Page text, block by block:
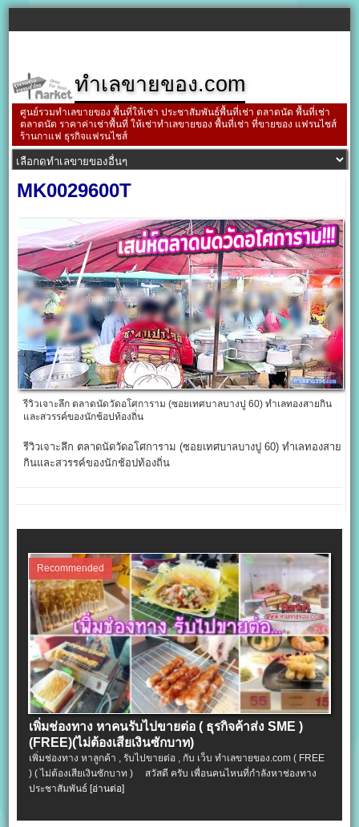
ทำเลขายของ.com
ศูนย์รวมทำเลขายของ พื้นที่ให้เช่า ประชาสัมพันธ์พื้นที่เช่า ตลาดนัด พื้นที่เช่า
ตลาดนัด ราคาค่าเช่าพื้นที่ ให้เช่าทำเลขายของ พื้นที่เช่า ที่ขายของ แฟรนไชส์
ร้านกาแฟ ธุรกิจแฟรนไชส์
MK0029600T
รีวิวเจาะลึก ตลาดนัดวัดอโศการาม (ซอยเทศบาลบางปู 60) ทำเลทองสายกิน
และสวรรค์ของนักช้อปท้องถิ่น
รีวิวเจาะลึก ตลาดนัดวัดอโศการาม (ซอยเทศบาลบางปู 60) ทำเลทองสาย
กินและสวรรค์ของนักช้อปท้องถิ่น
Recommended
เพิ่มช่องทาง หาคนรับไปขายต่อ ( ธุรกิจค้าส่ง SME )
(FREE)(ไม่ต้องเสียเงินซักบาท)
เพิ่มช่องทาง หาลูกค้า , รับไปขายต่อ , กับ เว็บ ทำเลขายของ.com ( FREE
) ( ไม่ต้องเสียเงินซักบาท ) สวัสดี ครับ เพื่อนคนไหนที่กำลังหาช่องทาง
ประชาสัมพันธ์ [อ่านต่อ]